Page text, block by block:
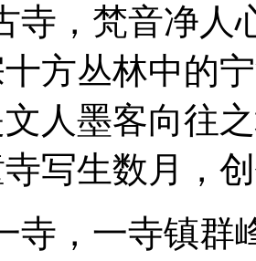
寺，梵音净人
方丛林中的
人墨客向往
写生数月，
寺，一寺镇群